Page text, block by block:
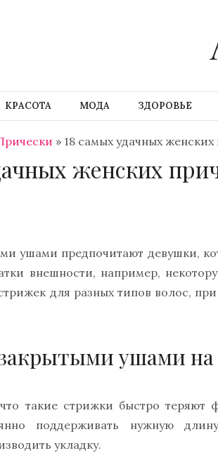
КРАСОТА МОДА ЗДОРОВЬЕ
» 18 самых удачных
женских
ушами предпочитают девушки,
внешности, например,
для разных типов волос,
ушами на
что такие стрижки быстро
поддерживать нужную
укладку.